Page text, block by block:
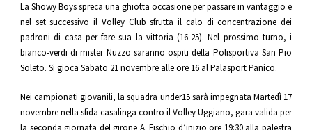
La Showy Boys spreca una ghiotta occasione per passare in vantaggio e
nel set successivo il Volley Club sfrutta il calo di concentrazione dei
padroni di casa per fare sua la vittoria (16-25). Nel prossimo turno, i
bianco-verdi di mister Nuzzo saranno ospiti della Polisportiva San Pio
Soleto. Si gioca Sabato 21 novembre alle ore 16 al Palasport Panico.
Nei campionati giovanili, la squadra under15 sarà impegnata Martedì 17
novembre nella sfida casalinga contro il Volley Uggiano, gara valida per
la seconda giornata del girone A. Fischio d’inizio ore 19:30 alla palestra